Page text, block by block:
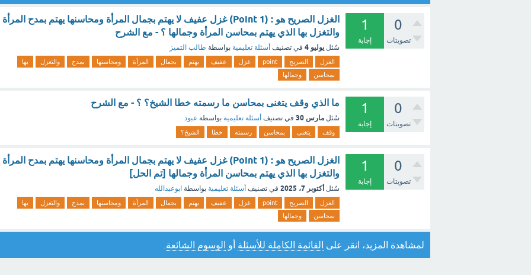
0
تصويتات
1
إجابة
الغزل الصريح هو : (1 Point) غزل عفيف لا يهتم بجمال المرأة ومحاسنها يهتم بمدح المرأة
والتغزل بها الذي يهتم بمحاسن المرأة وجمالها ؟ - مع الشرح
سُئل يوليو 4 في تصنيف أسئلة تعليمية بواسطة طالب التميز
الغزل الصريح point غزل عفيف يهتم بجمال المرأة ومحاسنها بمدح والتغزل
بها
بمحاسن
وجمالها
0
تصويتات
1
إجابة
ما الذي وقف يتغنى بمحاسن ما رسمته خطا الشيخ؟ ؟ - مع الشرح
سُئل مارس 30 في تصنيف أسئلة تعليمية بواسطة عبود
وقف يتغنى بمحاسن رسمته خطا الشيخ؟
0
تصويتات
1
إجابة
الغزل الصريح هو : (1 Point) غزل عفيف لا يهتم بجمال المرأة ومحاسنها يهتم بمدح المرأة
والتغزل بها الذي يهتم بمحاسن المرأة وجمالها [تم الحل]
سُئل أكتوبر 7، 2025 في تصنيف أسئلة تعليمية بواسطة ابوعبدالله
الغزل الصريح point غزل عفيف يهتم بجمال المرأة ومحاسنها بمدح والتغزل
بها
بمحاسن
وجمالها
لمشاهدة المزيد، انقر على القائمة الكاملة للأسئلة أو الوسوم الشائعة